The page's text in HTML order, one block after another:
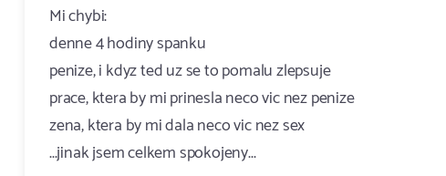
Mi chybi:
denne 4 hodiny spanku
penize, i kdyz ted uz se to pomalu zlepsuje
prace, ktera by mi prinesla neco vic nez penize
zena, ktera by mi dala neco vic nez sex
...jinak jsem celkem spokojeny...